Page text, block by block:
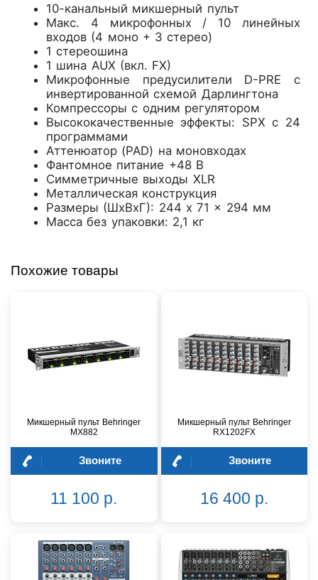
10-канальный микшерный пульт
Макс. 4 микрофонных / 10 линейных
входов (4 моно + 3 стерео)
1 стереошина
1 шина AUX (вкл. FX)
Микрофонные предусилители D-PRE с
инвертированной схемой Дарлингтона
Компрессоры с одним регулятором
Высококачественные эффекты: SPX с 24
программами
Аттенюатор (PAD) на моновходах
Фантомное питание +48 В
Симметричные выходы XLR
Металлическая конструкция
Размеры (ШxВхГ): 244 x 71 x 294 мм
Масса без упаковки: 2,1 кг
Похожие товары
Микшерный пульт Behringer
MX882
Звоните
11 100 р.
Микшерный пульт Behringer
RX1202FX
Звоните
16 400 р.